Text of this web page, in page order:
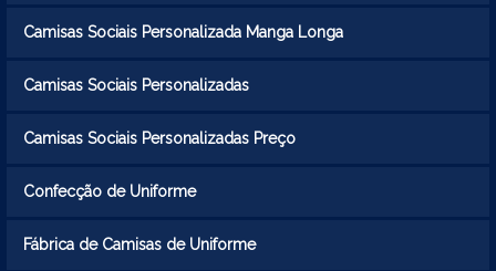
Camisas Sociais Personalizada Manga Longa
Camisas Sociais Personalizadas
Camisas Sociais Personalizadas Preço
Confecção de Uniforme
Fábrica de Camisas de Uniforme